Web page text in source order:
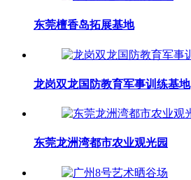
东莞檀香岛拓展基地
龙岗双龙国防教育军事训练基地
东莞龙洲湾都市农业观光园